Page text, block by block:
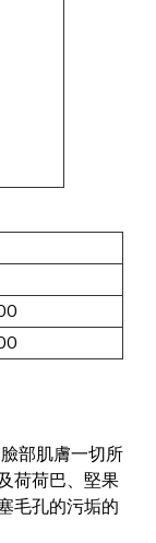
部肌膚一切所
荷荷巴、堅果
毛孔的污垢的